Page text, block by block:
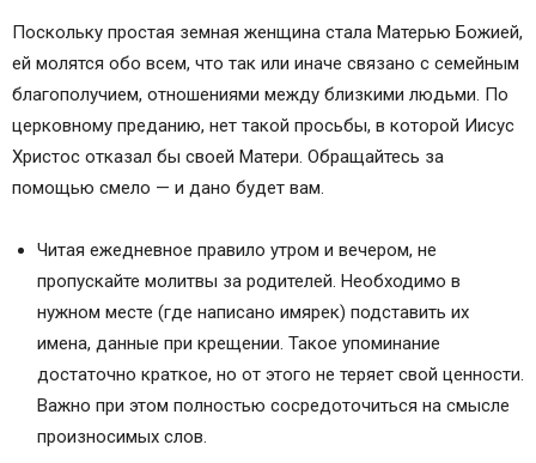
Поскольку простая земная женщина стала Матерью Божией,
ей молятся обо всем, что так или иначе связано с семейным
благополучием, отношениями между близкими людьми. По
церковному преданию, нет такой просьбы, в которой Иисус
Христос отказал бы своей Матери. Обращайтесь за
помощью смело — и дано будет вам.
Читая ежедневное правило утром и вечером, не
пропускайте молитвы за родителей. Необходимо в
нужном месте (где написано имярек) подставить их
имена, данные при крещении. Такое упоминание
достаточно краткое, но от этого не теряет свой ценности.
Важно при этом полностью сосредоточиться на смысле
произносимых слов.